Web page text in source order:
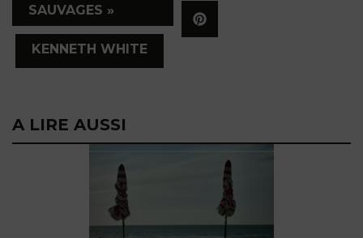
SAUVAGES »
KENNETH WHITE
A LIRE AUSSI